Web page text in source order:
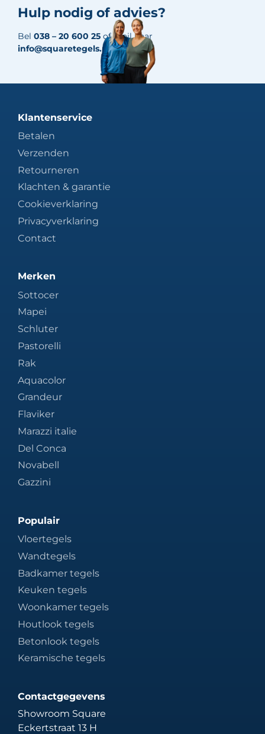
Hulp nodig of advies?
Bel 038 – 20 600 25 of mail naar
info@squaretegels.nl
Klantenservice
Betalen
Verzenden
Retourneren
Klachten & garantie
Cookieverklaring
Privacyverklaring
Contact
Merken
Sottocer
Mapei
Schluter
Pastorelli
Rak
Aquacolor
Grandeur
Flaviker
Marazzi italie
Del Conca
Novabell
Gazzini
Populair
Vloertegels
Wandtegels
Badkamer tegels
Keuken tegels
Woonkamer tegels
Houtlook tegels
Betonlook tegels
Keramische tegels
Contactgegevens
Showroom Square
Eckertstraat 13 H